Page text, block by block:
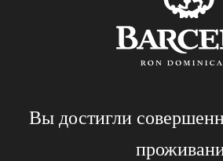
Вы достигли
28 ФЕВРАЛЯ 2023